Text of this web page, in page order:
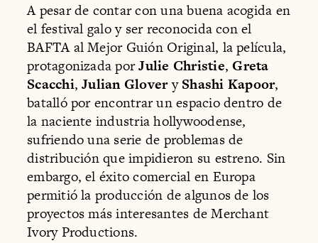
A pesar de contar con una buena acogida en
el festival galo y ser reconocida con el
BAFTA al Mejor Guión Original, la película,
protagonizada porJulie Christie,Greta
Scacchi,Julian GloveryShashi Kapoor,
batalló por encontrar un espacio dentro de
la naciente industria hollywoodense,
sufriendo una serie de problemas de
distribución que impidieron su estreno. Sin
embargo, el éxito comercial en Europa
permitió la producción de algunos de los
proyectos más interesantes de Merchant
Ivory Productions.